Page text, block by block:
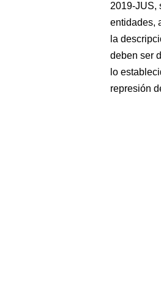
2019-JUS,
entidades,
la
deben ser
lo
represión